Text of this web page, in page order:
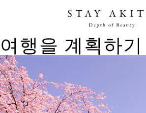
search 키워드를 입력 language 한국어
아키타의 이야기
여행을 계획하기